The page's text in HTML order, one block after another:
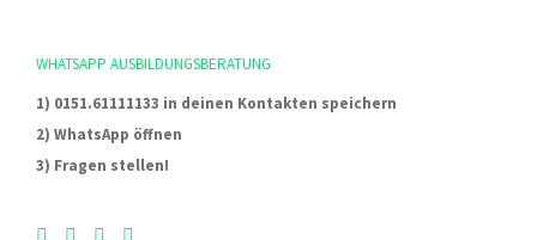
WHATSAPP AUSBILDUNGSBERATUNG
1) 0151.61111133 in deinen Kontakten speichern
2) WhatsApp öffnen
3) Fragen stellen!